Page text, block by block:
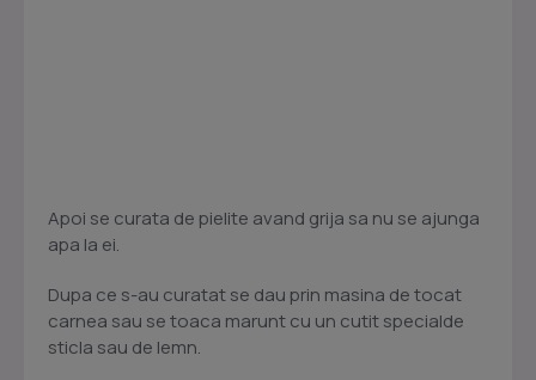
Apoi se curata de pielite avand grija sa nu se ajunga
apa la ei.
Dupa ce s-au curatat se dau prin masina de tocat
carnea sau se toaca marunt cu un cutit specialde
sticla sau de lemn.